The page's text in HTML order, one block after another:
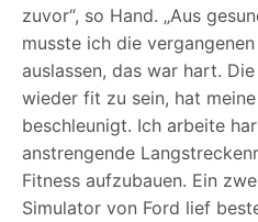
zuvor“, so Hand. „Aus
musste ich die
auslassen, das war hart.
wieder fit zu sein, hat
beschleunigt. Ich arbeite
anstrengende
Fitness aufzubauen. Ein
Simulator von Ford lief